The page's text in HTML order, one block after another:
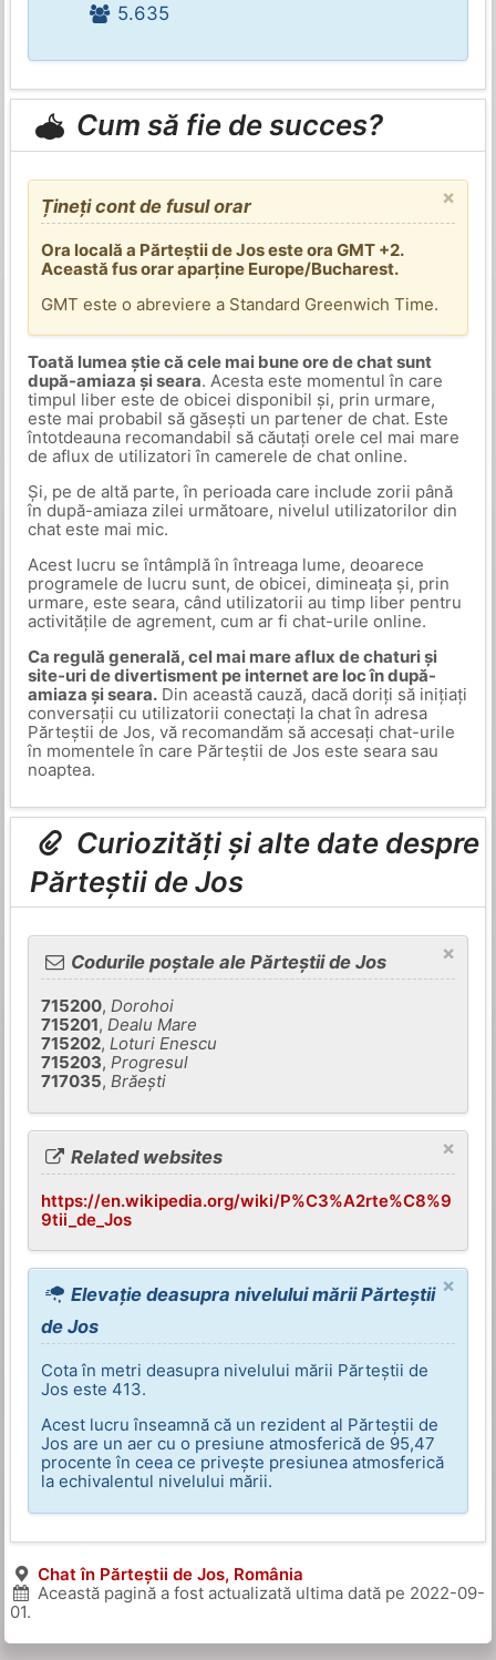
5.635
Cum să fie de succes?
×
Țineți cont de fusul orar
Ora locală a Părteștii de Jos este ora GMT +2.
Această fus orar aparține Europe/Bucharest.
GMT este o abreviere a Standard Greenwich Time.
Toată lumea știe că cele mai bune ore de chat sunt
după-amiaza și seara. Acesta este momentul în care
timpul liber este de obicei disponibil și, prin urmare,
este mai probabil să găsești un partener de chat. Este
întotdeauna recomandabil să căutați orele cel mai mare
de aflux de utilizatori în camerele de chat online.
Și, pe de altă parte, în perioada care include zorii până
în după-amiaza zilei următoare, nivelul utilizatorilor din
chat este mai mic.
Acest lucru se întâmplă în întreaga lume, deoarece
programele de lucru sunt, de obicei, dimineața și, prin
urmare, este seara, când utilizatorii au timp liber pentru
activitățile de agrement, cum ar fi chat-urile online.
Ca regulă generală, cel mai mare aflux de chaturi și
site-uri de divertisment pe internet are loc în după-
amiaza și seara.Din această cauză, dacă doriți să inițiați
conversații cu utilizatorii conectați la chat în adresa
Părteștii de Jos, vă recomandăm să accesați chat-urile
în momentele în care Părteștii de Jos este seara sau
noaptea.
Curiozități și alte date despre
Părteștii de Jos
×
Codurile poștale ale Părteștii de Jos
715200,Dorohoi
715201,Dealu Mare
715202,Loturi Enescu
715203,Progresul
717035,Brăeşti
×
Related websites
https://en.wikipedia.org/wiki/P%C3%A2rte%C8%9
9tii_de_Jos
×
Elevație deasupra nivelului mării Părteștii
de Jos
Cota în metri deasupra nivelului mării Părteștii de
Jos este 413.
Acest lucru înseamnă că un rezident al Părteștii de
Jos are un aer cu o presiune atmosferică de 95,47
procente în ceea ce privește presiunea atmosferică
la echivalentul nivelului mării.
Chat în Părteștii de Jos, România
Această pagină a fost actualizată ultima dată pe 2022-09-
01.